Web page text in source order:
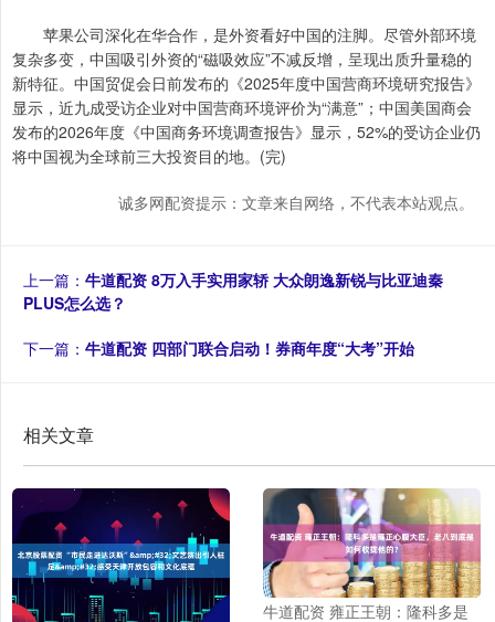
苹果公司深化在华合作，是外资看好中国的注脚。尽管外部环境
复杂多变，中国吸引外资的“磁吸效应”不减反增，呈现出质升量稳的
新特征。中国贸促会日前发布的《2025年度中国营商环境研究报告》
显示，近九成受访企业对中国营商环境评价为“满意”；中国美国商会
发布的2026年度《中国商务环境调查报告》显示，52%的受访企业仍
将中国视为全球前三大投资目的地。(完)
诚多网配资提示：文章来自网络，不代表本站观点。
上一篇： 牛道配资 8万入手实用家轿 大众朗逸新锐与比亚迪秦
PLUS怎么选？
下一篇： 牛道配资 四部门联合启动！券商年度“大考”开始
相关文章
牛道配资 雍正王朝：隆科多是